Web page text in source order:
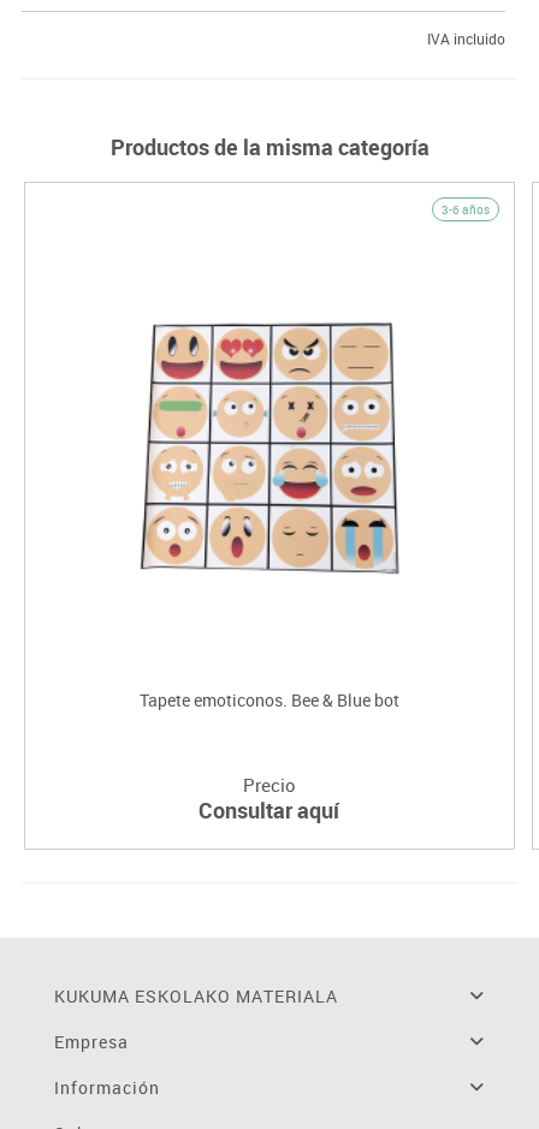
IVA incluido
Productos de la misma categoría
3-6 años
Tapete emoticonos. Bee & Blue bot
Precio
Consultar aquí
KUKUMA ESKOLAKO MATERIALA
Empresa
Información